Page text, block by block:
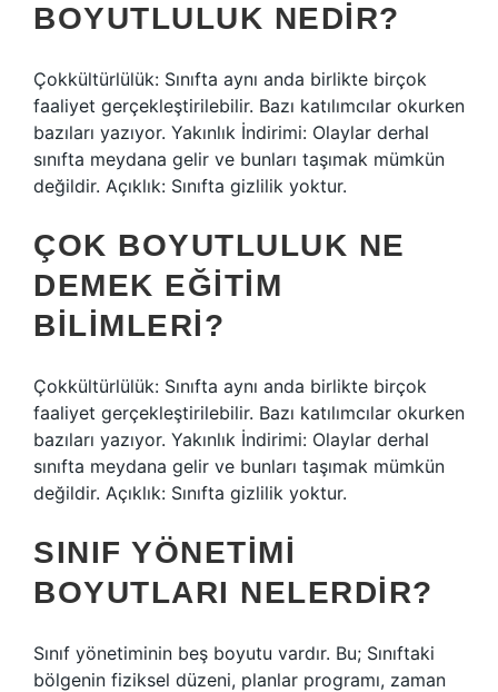
BOYUTLULUK NEDIR?
Çokkültürlülük: Sınıfta aynı anda birlikte birçok
faaliyet gerçekleştirilebilir. Bazı katılımcılar okurken
bazıları yazıyor. Yakınlık İndirimi: Olaylar derhal
sınıfta meydana gelir ve bunları taşımak mümkün
değildir. Açıklık: Sınıfta gizlilik yoktur.
ÇOK BOYUTLULUK NE
DEMEK EĞITIM
BILIMLERI?
Çokkültürlülük: Sınıfta aynı anda birlikte birçok
faaliyet gerçekleştirilebilir. Bazı katılımcılar okurken
bazıları yazıyor. Yakınlık İndirimi: Olaylar derhal
sınıfta meydana gelir ve bunları taşımak mümkün
değildir. Açıklık: Sınıfta gizlilik yoktur.
SINIF YÖNETIMI
BOYUTLARI NELERDIR?
Sınıf yönetiminin beş boyutu vardır. Bu; Sınıftaki
bölgenin fiziksel düzeni, planlar programı, zaman